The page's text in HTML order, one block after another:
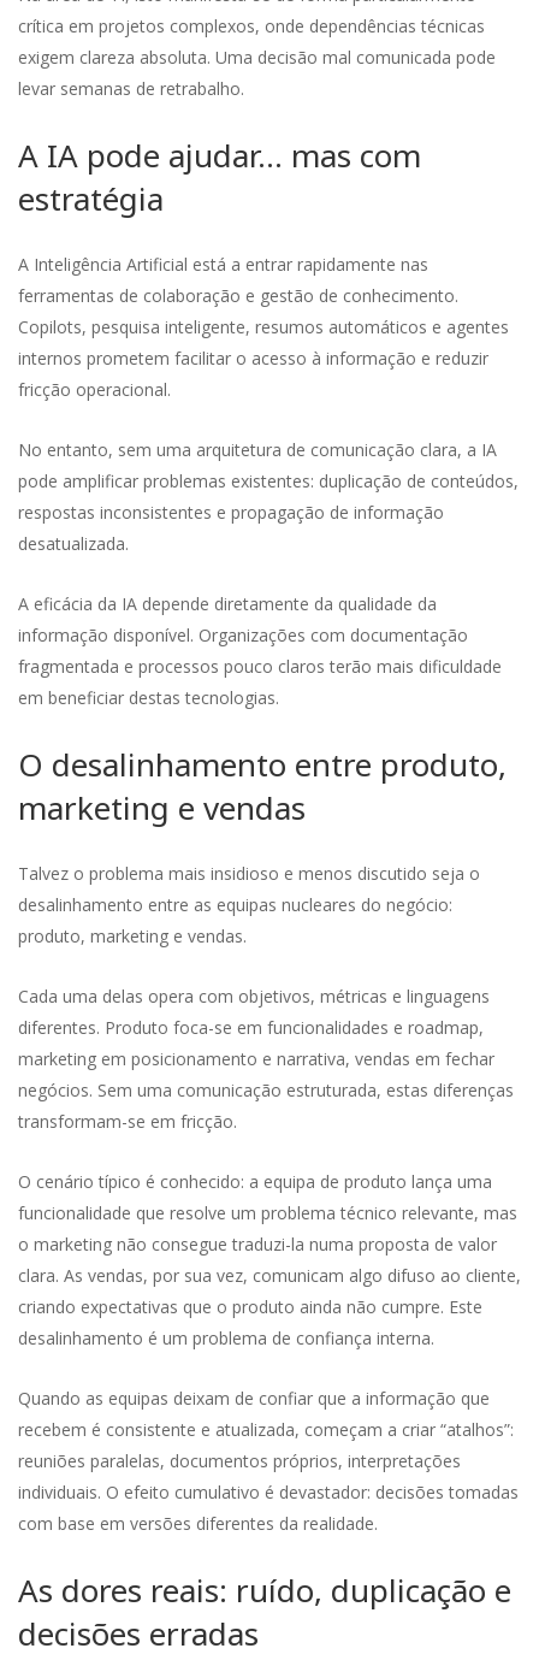
crítica em projetos complexos, onde dependências técnicas
exigem clareza absoluta. Uma decisão mal comunicada pode
levar semanas de retrabalho.
A IA pode ajudar… mas com
estratégia
A Inteligência Artificial está a entrar rapidamente nas
ferramentas de colaboração e gestão de conhecimento.
Copilots, pesquisa inteligente, resumos automáticos e agentes
internos prometem facilitar o acesso à informação e reduzir
fricção operacional.
No entanto, sem uma arquitetura de comunicação clara, a IA
pode amplificar problemas existentes: duplicação de conteúdos,
respostas inconsistentes e propagação de informação
desatualizada.
A eficácia da IA depende diretamente da qualidade da
informação disponível. Organizações com documentação
fragmentada e processos pouco claros terão mais dificuldade
em beneficiar destas tecnologias.
O desalinhamento entre produto,
marketing e vendas
Talvez o problema mais insidioso e menos discutido seja o
desalinhamento entre as equipas nucleares do negócio:
produto, marketing e vendas.
Cada uma delas opera com objetivos, métricas e linguagens
diferentes. Produto foca-se em funcionalidades e roadmap,
marketing em posicionamento e narrativa, vendas em fechar
negócios. Sem uma comunicação estruturada, estas diferenças
transformam-se em fricção.
O cenário típico é conhecido: a equipa de produto lança uma
funcionalidade que resolve um problema técnico relevante, mas
o marketing não consegue traduzi-la numa proposta de valor
clara. As vendas, por sua vez, comunicam algo difuso ao cliente,
criando expectativas que o produto ainda não cumpre. Este
desalinhamento é um problema de confiança interna.
Quando as equipas deixam de confiar que a informação que
recebem é consistente e atualizada, começam a criar “atalhos”:
reuniões paralelas, documentos próprios, interpretações
individuais. O efeito cumulativo é devastador: decisões tomadas
com base em versões diferentes da realidade.
As dores reais: ruído, duplicação e
decisões erradas